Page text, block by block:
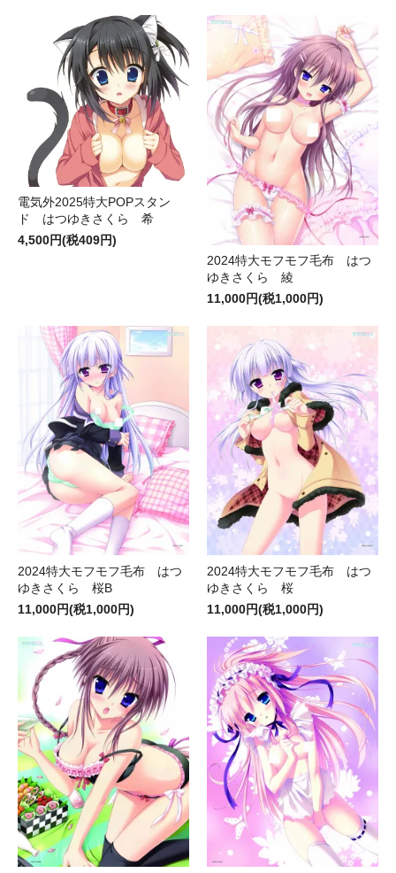
電気外2025特大POPスタン
ド はつゆきさくら 希
4,500円(税409円)
2024特大モフモフ毛布 はつ
ゆきさくら 綾
11,000円(税1,000円)
2024特大モフモフ毛布 はつ
ゆきさくら 桜B
11,000円(税1,000円)
2024特大モフモフ毛布 はつ
ゆきさくら 桜
11,000円(税1,000円)